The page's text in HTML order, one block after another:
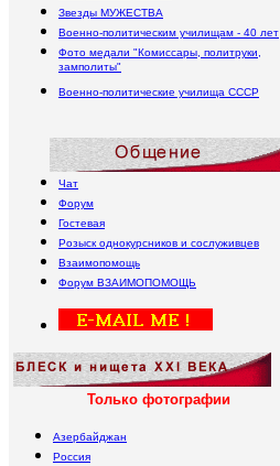
Звезды МУЖЕСТВА
Военно-политическим училищам - 40 лет
Фото медали "Комиссары, политруки,
замполиты"
Военно-политические училища СССР
Чат
Форум
Гостевая
Розыск однокурсников и сослуживцев
Взаимопомощь
Форум ВЗАИМОПОМОЩЬ
Только фотографии
Азербайджан
Россия